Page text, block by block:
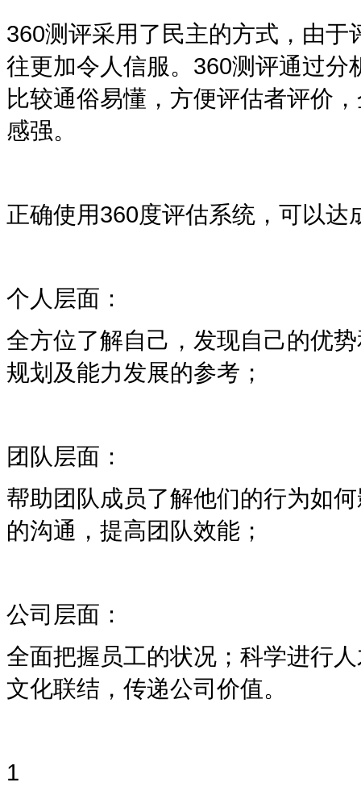
360测评采用了民主的方式，由
往更加令人信服。 360测评通过分
比较通俗易懂，方便评估者评价
感强。
正确使用360度评估系统，可以达
个人层面：
全方位了解自己，发现自己的优
规划及能力发展的参考；
团队层面：
帮助团队成员了解他们的行为如
的沟通，提高团队效能；
公司层面：
全面把握员工的状况；科学进行
文化联结，传递公司价值。
1